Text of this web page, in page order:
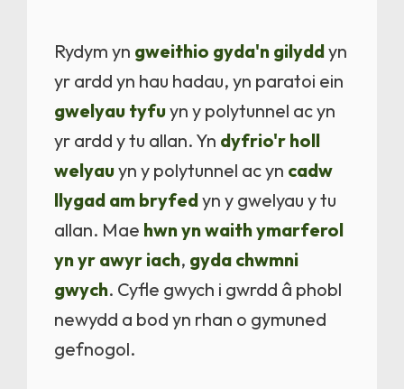
Rydym yn gweithio gyda'n gilyddyn
yr ardd yn hau hadau, yn paratoi ein
gwelyau tyfuyn y polytunnel ac yn
yr ardd y tu allan. Yn dyfrio'r holl
welyauyn y polytunnel ac yn cadw
llygad am bryfedyn y gwelyau y tu
allan. Mae hwn yn waith ymarferol
yn yr awyr iach, gyda chwmni
gwych. Cyfle gwych i gwrdd â phobl
newydd a bod yn rhan o gymuned
gefnogol.